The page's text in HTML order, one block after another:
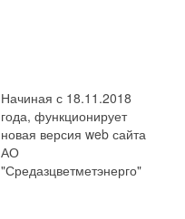
Начиная с 18.11.2018
года, функционирует
новая версия web сайта
АО
"Средазцветметэнерго"